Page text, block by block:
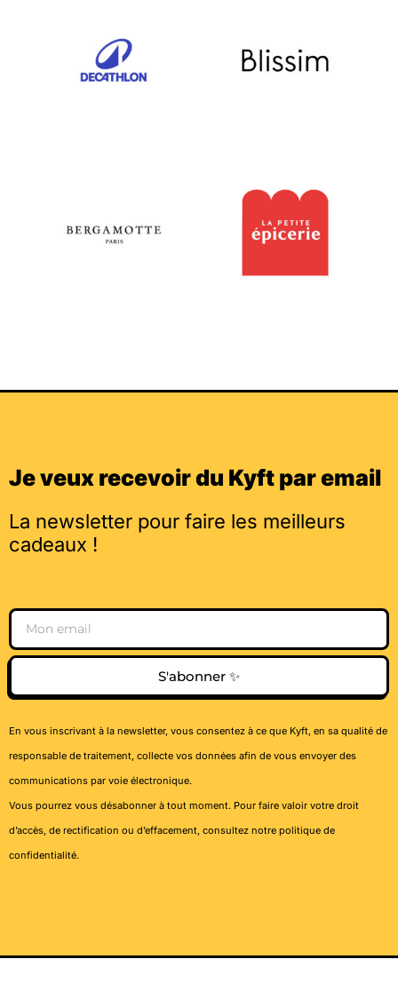
Je veux recevoir du Kyft par email
La newsletter pour faire les meilleurs
cadeaux !
Email
S'abonner ✨
En vous inscrivant à la newsletter, vous consentez à ce que Kyft, en sa qualité de
responsable de traitement, collecte vos données afin de vous envoyer des
communications par voie électronique.
Vous pourrez vous désabonner à tout moment. Pour faire valoir votre droit
d’accès, de rectification ou d’effacement, consultez notre politique de
confidentialité.